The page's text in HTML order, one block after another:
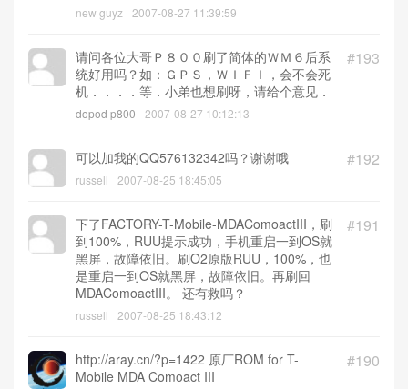
new guyz 2007-08-27 11:39:59
#193
请问各位大哥Ｐ８００刷了简体的ＷＭ６后系
统好用吗？如：ＧＰＳ，ＷＩＦＩ，会不会死
机．．．．等．小弟也想刷呀，请给个意见．
dopod p800 2007-08-27 10:12:13
#192
可以加我的QQ576132342吗？谢谢哦
russell 2007-08-25 18:45:05
#191
下了FACTORY-T-Mobile-MDAComoactIII，刷
到100%，RUU提示成功，手机重启一到OS就
黑屏，故障依旧。刷O2原版RUU，100%，也
是重启一到OS就黑屏，故障依旧。再刷回
MDAComoactIII。 还有救吗？
russell 2007-08-25 18:43:12
#190
http://aray.cn/?p=1422 原厂ROM for T-
Mobile MDA Comoact III